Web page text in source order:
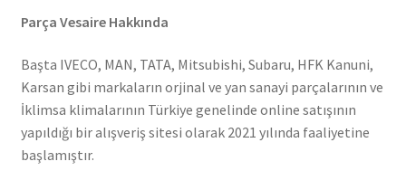
Parça Vesaire Hakkında
Başta IVECO, MAN, TATA, Mitsubishi, Subaru, HFK Kanuni,
Karsan gibi markaların orjinal ve yan sanayi parçalarının ve
İklimsa klimalarının Türkiye genelinde online satışının
yapıldığı bir alışveriş sitesi olarak 2021 yılında faaliyetine
başlamıştır.